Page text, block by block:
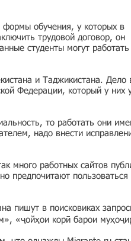
формы обучения, у которых в
трудовой договор, он
студенты могут работать
и Таджикистана. Дело
Федерации, который у них
то работать они
надо внести
много работных сайтов
предпочитают пользоваться
пишут в поисковиках
«ҷойҳои корӣ барои